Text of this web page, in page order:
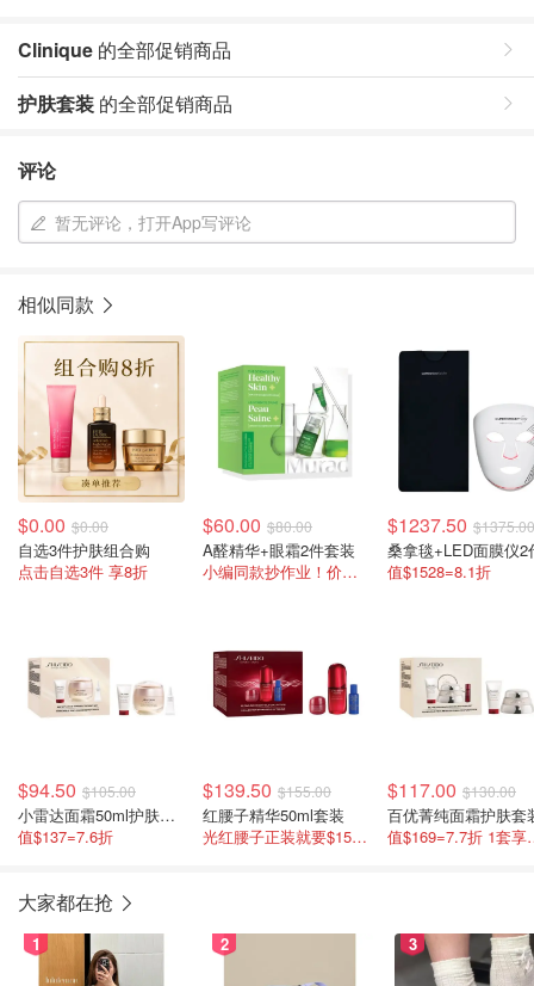
Clinique 的全部促销商品
护肤套装 的全部促销商品
评论
暂无评论，打开App写评论
相似同款
$0.00 $0.00
自选3件护肤组合购
点击自选3件 享8折
$60.00 $80.00
A醛精华+眼霜2件套装
小编同款抄作业！价值$95=6折
$1237.50 $1375.00
桑拿毯+LED面膜仪2
值$1528=8.1折
$94.50 $105.00
小雷达面霜50ml护肤套装
值$137=7.6折
$139.50 $155.00
红腰子精华50ml套装
光红腰子正装就要$155 实际价值$195
$117.00 $130.00
百优菁纯面霜护肤套
值
大家都在抢
1 2 3